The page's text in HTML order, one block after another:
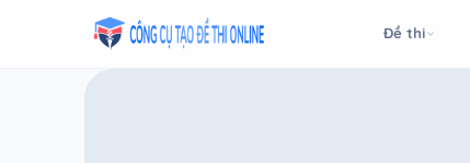
Đề thi
Taodethi.xyz - Tạo đề thi Online miễn phí